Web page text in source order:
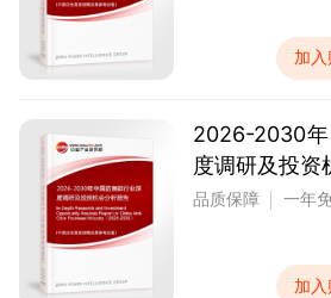
加
2026-2030
度调研及投资
品质保障 一年
加